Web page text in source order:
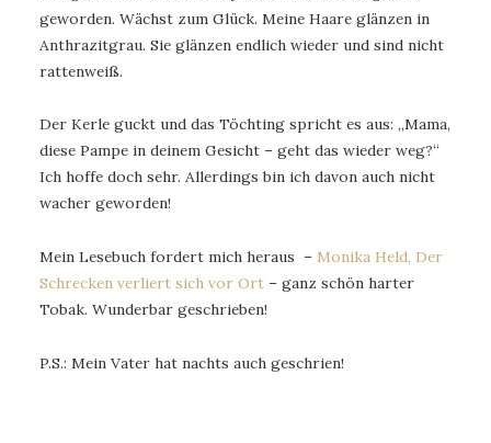
geworden. Wächst zum Glück. Meine Haare glänzen in
Anthrazitgrau. Sie glänzen endlich wieder und sind nicht
rattenweiß.
Der Kerle guckt und das Töchting spricht es aus: „Mama,
diese Pampe in deinem Gesicht – geht das wieder weg?“
Ich hoffe doch sehr. Allerdings bin ich davon auch nicht
wacher geworden!
Mein Lesebuch fordert mich heraus – Monika Held, Der
Schrecken verliert sich vor Ort – ganz schön harter
Tobak. Wunderbar geschrieben!
P.S.: Mein Vater hat nachts auch geschrien!